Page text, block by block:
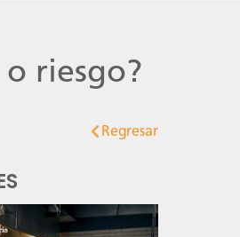
riesgo?
Regresar